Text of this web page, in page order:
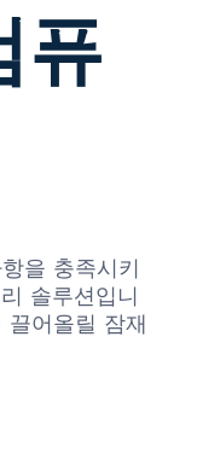
퓨
을 충족시키
솔루션입니
어올릴 잠재